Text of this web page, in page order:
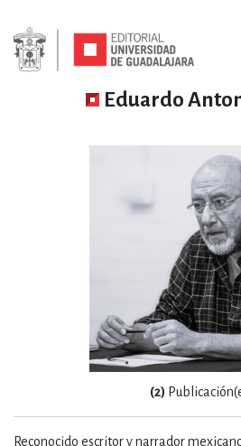
Eduardo
Reconocido escritor y narrador
(2)